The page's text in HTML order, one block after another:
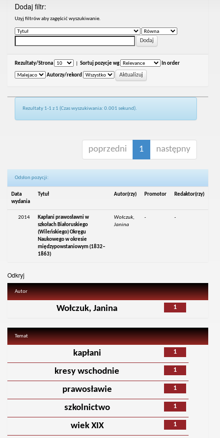
Dodaj filtr:
Uzyj filtrów aby zagęścić wyszukiwanie.
Rezultaty/Strona Sortuj pozycje wg In order
Autorzy/rekord
Rezultaty 1-1 z 1 (Czas wyszukiwania: 0.001 sekund).
poprzedni 1 następny
Odsłon pozycji:
Data
wydania
Tytuł Autor(rzy) Promotor Redaktor(rzy)
2014
Kapłani prawosławni w
szkołach Białoruskiego
(Wileńskiego) Okręgu
Naukowego w okresie
międzypowstaniowym (1832–
1863)
Wołczuk,
Janina
- -
Odkryj
Autor
1
Wołczuk, Janina
Temat
1
kapłani
1
kresy wschodnie
1
prawosławie
1
szkolnictwo
1
wiek XIX